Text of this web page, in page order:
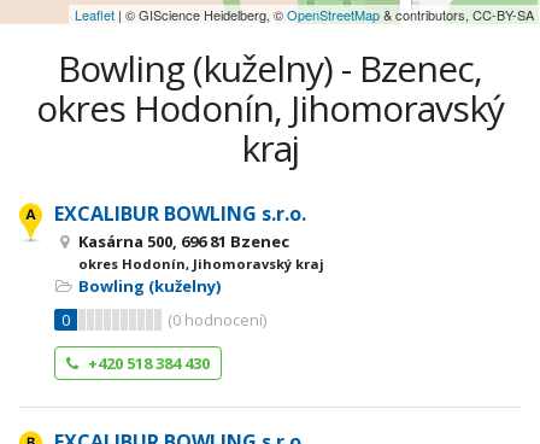
Leaflet | © GIScience Heidelberg, ©OpenStreetMap& contributors, CC-BY-SA
Bowling (kuželny) - Bzenec,
okres Hodonín, Jihomoravský
kraj
EXCALIBUR BOWLING s.r.o.
Kasárna 500, 696 81 Bzenec
okres Hodonín, Jihomoravský kraj
Bowling (kuželny)
0
(0 hodnocení)
+420 518 384 430